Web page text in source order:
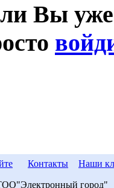
Вы уже
Контакты Наши
город"